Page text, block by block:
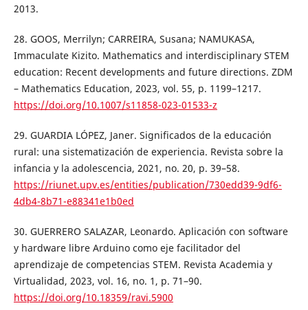
2013.
28. GOOS, Merrilyn; CARREIRA, Susana; NAMUKASA,
Immaculate Kizito. Mathematics and interdisciplinary STEM
education: Recent developments and future directions. ZDM
– Mathematics Education, 2023, vol. 55, p. 1199–1217.
https://doi.org/10.1007/s11858-023-01533-z
29. GUARDIA LÓPEZ, Janer. Significados de la educación
rural: una sistematización de experiencia. Revista sobre la
infancia y la adolescencia, 2021, no. 20, p. 39–58.
https://riunet.upv.es/entities/publication/730edd39-9df6-
4db4-8b71-e88341e1b0ed
30. GUERRERO SALAZAR, Leonardo. Aplicación con software
y hardware libre Arduino como eje facilitador del
aprendizaje de competencias STEM. Revista Academia y
Virtualidad, 2023, vol. 16, no. 1, p. 71–90.
https://doi.org/10.18359/ravi.5900